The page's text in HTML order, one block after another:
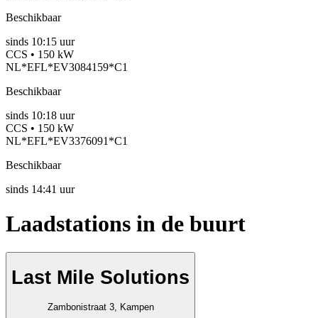
Beschikbaar
sinds 10:15 uur
CCS • 150 kW
NL*EFL*EV3084159*C1
Beschikbaar
sinds 10:18 uur
CCS • 150 kW
NL*EFL*EV3376091*C1
Beschikbaar
sinds 14:41 uur
Laadstations in de buurt
Last Mile Solutions
Zambonistraat 3, Kampen